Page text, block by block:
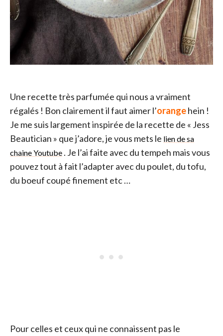
Une recette très parfumée qui nous a vraiment
régalés ! Bon clairement il faut aimer l’orangehein !
Je me suis largement inspirée de la recette de « Jess
Beautician » que j’adore, je vous mets le lien de sa
chaine Youtube . Je l’ai faite avec du tempeh mais vous
pouvez tout à fait l’adapter avec du poulet, du tofu,
du boeuf coupé finement etc …
Pour celles et ceux qui ne connaissent pas le